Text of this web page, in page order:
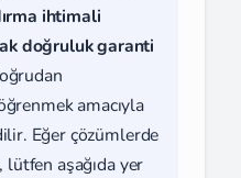
ihtimali
doğruluk garanti
amacıyla
Eğer çözümlerde
aşağıda yer